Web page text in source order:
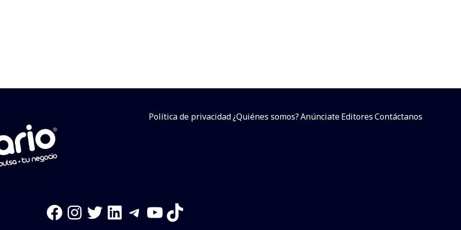
Política de privacidad¿Quiénes somos?AnúnciateEditoresContáctanos
Facebook
Instagram
Twitter
LinkedIn
Telegram
YouTube
TikTok